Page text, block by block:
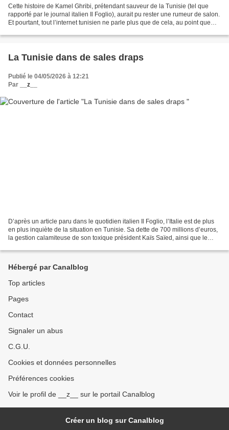
Cette histoire de Kamel Ghribi, prétendant sauveur de la Tunisie (tel que
rapporté par le journal italien Il Foglio), aurait pu rester une rumeur de salon.
Et pourtant, tout l’internet tunisien ne parle plus que de cela, au point que
La Tunisie dans de sales draps
Publié le 04/05/2026 à 12:21
Par
__z__
D’après un article paru dans le quotidien italien Il Foglio, l’Italie est de plus
en plus inquiète de la situation en Tunisie. Sa dette de 700 millions d’euros,
la gestion calamiteuse de son toxique président Kaïs Saïed, ainsi que le
Hébergé par Canalblog
Top articles
Pages
Contact
Signaler un abus
C.G.U.
Cookies et données personnelles
Préférences cookies
Voir le profil de __z__ sur le portail Canalblog
Créer un blog sur Canalblog